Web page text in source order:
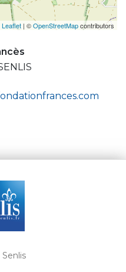
Leaflet | ©OpenStreetMapcontributors